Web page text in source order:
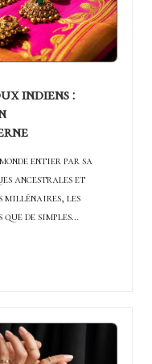
indiens :
entier par sa
ancestrales et
millénaires, les
de simples…